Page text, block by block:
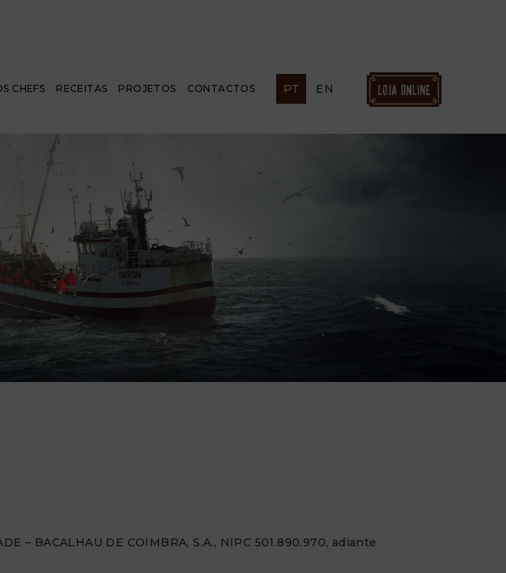
CHEFS RECEITAS PROJETOS CONTACTOS PT EN
– BACALHAU DE COIMBRA, S.A., NIPC 501.890.970, adiante